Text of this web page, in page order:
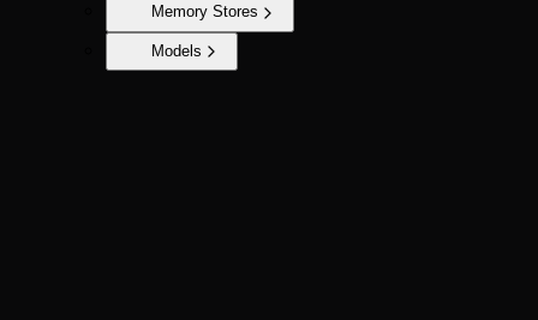
Memory Stores
Models